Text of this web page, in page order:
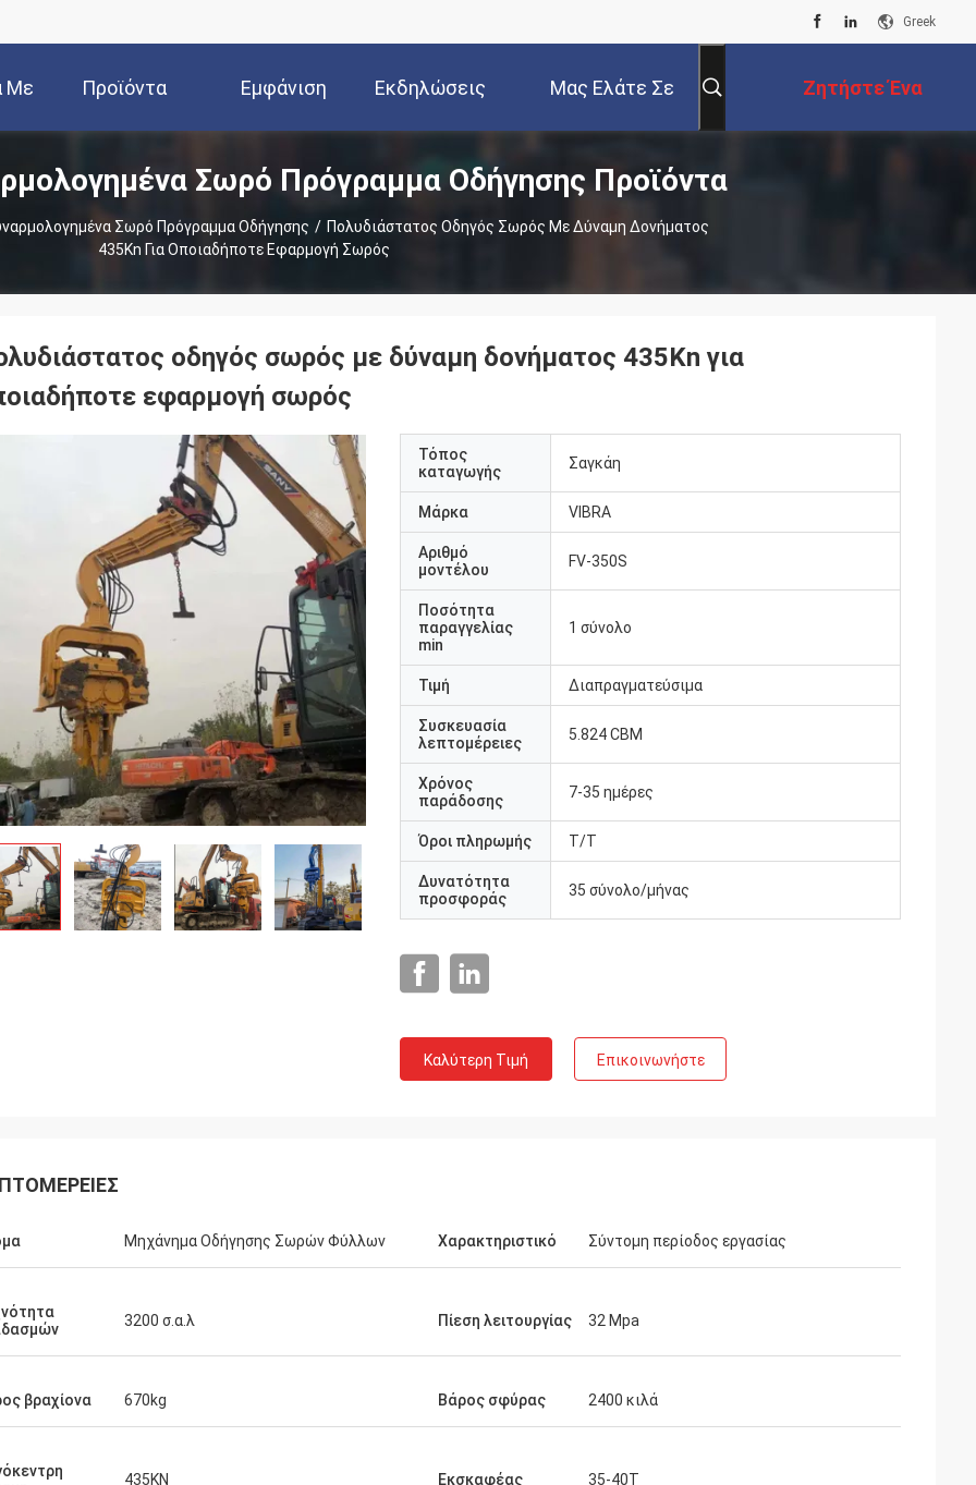
Greek
Με Προϊόντα Εμφάνιση
VR
Εκδηλώσεις Μας Ελάτε Σε
Επαφή Με
Ζητήστε Ένα
Απόσπασμα
Σωρό Πρόγραμμα Οδήγησης Προϊόντα
Σωρό Πρόγραμμα Οδήγησης / Πολυδιάστατος Οδηγός Σωρός Με Δύναμη Δονήματος
435Kn Για Οποιαδήποτε Εφαρμογή Σωρός
οδηγός σωρός με δύναμη δονήματος 435Kn για
εφαρμογή σωρός
Τόπος
καταγωγής
Σαγκάη
Μάρκα VIBRA
Αριθμό
μοντέλου
FV-350S
Ποσότητα
παραγγελίας
min
1 σύνολο
Τιμή Διαπραγματεύσιμα
Συσκευασία
λεπτομέρειες
5.824 CBM
Χρόνος
παράδοσης
7-35 ημέρες
Όροι πληρωμής T/T
Δυνατότητα
προσφοράς
35 σύνολο/μήνας
Καλύτερη Τιμή Επικοινωνήστε
Μηχάνημα Οδήγησης Σωρών Φύλλων Χαρακτηριστικό Σύντομη περίοδος εργασίας
3200 σ.α.λ Πίεση λειτουργίας 32 Mpa
βραχίονα 670kg Βάρος σφύρας 2400 κιλά
435KN Εκσκαφέας 35-40T